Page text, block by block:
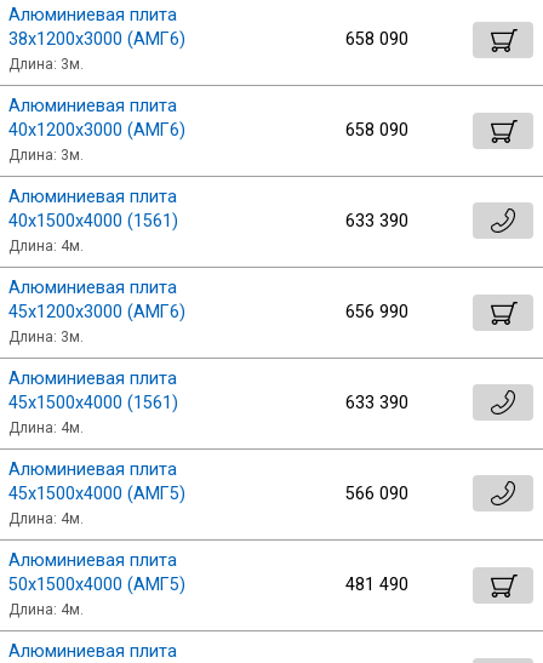
Алюминиевая плита
38х1200х3000 (АМГ6)
Длина: 3м.
658 090
Алюминиевая плита
40х1200х3000 (АМГ6)
Длина: 3м.
658 090
Алюминиевая плита
40х1500х4000 (1561)
Длина: 4м.
633 390
Алюминиевая плита
45х1200х3000 (АМГ6)
Длина: 3м.
656 990
Алюминиевая плита
45х1500х4000 (1561)
Длина: 4м.
633 390
Алюминиевая плита
45х1500х4000 (АМГ5)
Длина: 4м.
566 090
Алюминиевая плита
50х1500х4000 (АМГ5)
Длина: 4м.
481 490
Алюминиевая плита